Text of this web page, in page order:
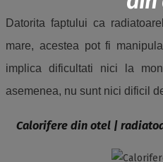
Datorita faptului ca
mare, acestea pot fi
implica dificultati nici la
asemenea, nu sunt nici dificil
Calorifere din otel |